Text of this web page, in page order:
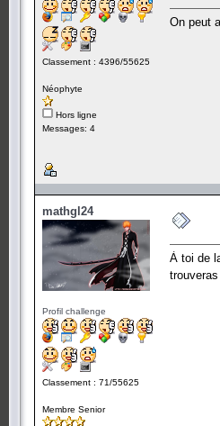
Classement : 4396/55625
Néophyte
Hors ligne
Messages: 4
On peut
mathgl24
Profil challenge
Classement : 71/55625
Membre Senior
À toi de